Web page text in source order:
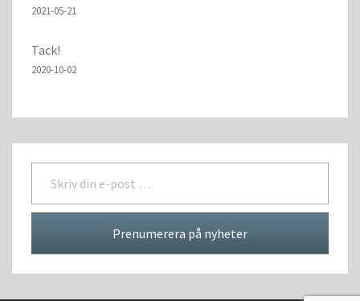
2021-05-21
Tack!
2020-10-02
Skriv din e-post …
Prenumerera på nyheter